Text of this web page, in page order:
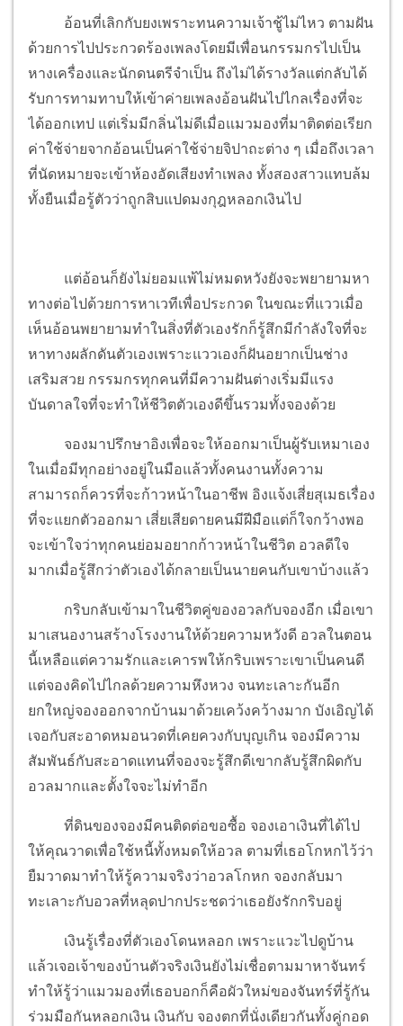
อ้อนที่เลิกกับยงเพราะทนความเจ้าชู้ไม่ไหว ตามฝัน
ด้วยการไปประกวดร้องเพลงโดยมีเพื่อนกรรมกรไปเป็น
หางเครื่องและนักดนตรีจำเป็น ถึงไม่ได้รางวัลแต่กลับได้
รับการทามทาบให้เข้าค่ายเพลงอ้อนฝันไปไกลเรื่องที่จะ
ได้ออกเทป แต่เริ่มมีกลิ่นไม่ดีเมื่อแมวมองที่มาติดต่อเรียก
ค่าใช้จ่ายจากอ้อนเป็นค่าใช้จ่ายจิปาถะต่าง ๆ เมื่อถึงเวลา
ที่นัดหมายจะเข้าห้องอัดเสียงทำเพลง ทั้งสองสาวแทบล้ม
ทั้งยืนเมื่อรู้ตัวว่าถูกสิบแปดมงกุฎหลอกเงินไป
แต่อ้อนก็ยังไม่ยอมแพ้ไม่หมดหวังยังจะพยายามหา
ทางต่อไปด้วยการหาเวทีเพื่อประกวด ในขณะที่แววเมื่อ
เห็นอ้อนพยายามทำในสิ่งที่ตัวเองรักก็รู้สึกมีกำลังใจที่จะ
หาทางผลักดันตัวเองเพราะแววเองก็ฝันอยากเป็นช่าง
เสริมสวย กรรมกรทุกคนที่มีความฝันต่างเริ่มมีแรง
บันดาลใจที่จะทำให้ชีวิตตัวเองดีขึ้นรวมทั้งจองด้วย
จองมาปรึกษาอิงเพื่อจะให้ออกมาเป็นผู้รับเหมาเอง
ในเมื่อมีทุกอย่างอยู่ในมือแล้วทั้งคนงานทั้งความ
สามารถก็ควรที่จะก้าวหน้าในอาชีพ อิงแจ้งเสี่ยสุเมธเรื่อง
ที่จะแยกตัวออกมา เสี่ยเสียดายคนมีฝีมือแต่ก็ใจกว้างพอ
จะเข้าใจว่าทุกคนย่อมอยากก้าวหน้าในชีวิต อวลดีใจ
มากเมื่อรู้สึกว่าตัวเองได้กลายเป็นนายคนกับเขาบ้างแล้ว
กริบกลับเข้ามาในชีวิตคู่ของอวลกับจองอีก เมื่อเขา
มาเสนองานสร้างโรงงานให้ด้วยความหวังดี อวลในตอน
นี้เหลือแต่ความรักและเคารพให้กริบเพราะเขาเป็นคนดี
แต่จองคิดไปไกลด้วยความหึงหวง จนทะเลาะกันอีก
ยกใหญ่จองออกจากบ้านมาด้วยเคว้งคว้างมาก บังเอิญได้
เจอกับสะอาดหมอนวดที่เคยควงกับบุญเกิน จองมีความ
สัมพันธ์กับสะอาดแทนที่จองจะรู้สึกดีเขากลับรู้สึกผิดกับ
อวลมากและตั้งใจจะไม่ทำอีก
ที่ดินของจองมีคนติดต่อขอซื้อ จองเอาเงินที่ได้ไป
ให้คุณวาดเพื่อใช้หนี้ทั้งหมดให้อวล ตามที่เธอโกหกไว้ว่า
ยืมวาดมาทำให้รู้ความจริงว่าอวลโกหก จองกลับมา
ทะเลาะกับอวลที่หลุดปากประชดว่าเธอยังรักกริบอยู่
เงินรู้เรื่องที่ตัวเองโดนหลอก เพราะแวะไปดูบ้าน
แล้วเจอเจ้าของบ้านตัวจริงเงินยังไม่เชื่อตามมาหาจันทร์
ทำให้รู้ว่าแมวมองที่เธอบอกก็คือผัวใหม่ของจันทร์ที่รู้กัน
ร่วมมือกันหลอกเงิน เงินกับ จองตกที่นั่งเดียวกันทั้งคู่กอด